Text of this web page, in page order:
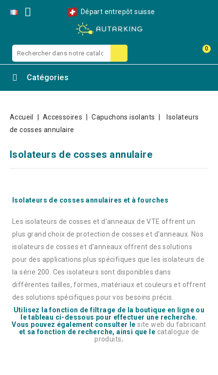
Départ entrepôt suisse
0

Catégories
Accueil Accessoires Capuchons isolants
Isolateurs
de cosses annulaire
Isolateurs de cosses annulaire
Isolateurs de cosses annulaires et à fourches
Les isolateurs de cosses et d'anneaux de VTE offrent un
plus grand choix de protection de cosses et d'anneaux. Nos
isolateurs de cosses et d'anneaux offrent des solutions
pour des applications plus spécifiques que les isolateurs de
la série 200. Ces isolateurs sont disponibles dans
différentes tailles, formes, matériaux et couleurs et offrent
des solutions spécifiques pour vos besoins précis.
Utilisez la fonction de filtrage de la boutique en ligne ou
le tableau ci-dessous pour effectuer une recherche.
Vous pouvez également consulter lesite web du fabricant
et sa fonction de recherche, ainsi que le catalogue de
produits.